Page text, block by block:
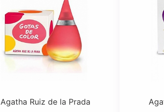
Agatha Ruiz de la Prada